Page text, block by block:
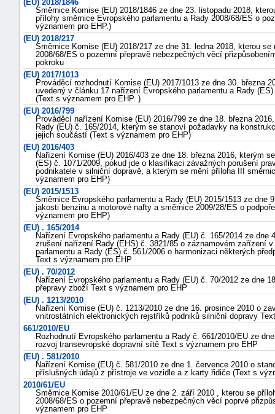
(EU) 2018/1846
Směrnice Komise (EU) 2018/1846 ze dne 23. listopadu 2018,
přílohy směrnice Evropského parlamentu a Rady 2008/68/ES o
významem pro EHP.)
(EU) 2018/217
Směrnice Komise (EU) 2018/217 ze dne 31. ledna 2018, kterou
2008/68/ES o pozemní přepravě nebezpečných věcí
pokroku
(EU) 2017/1013
Prováděcí rozhodnutí Komise (EU) 2017/1013 ze dne 30. března
uvedený v článku 17 nařízení Evropského parlamentu a Rady
(Text s významem pro EHP. )
(EU) 2016/799
Prováděcí nařízení Komise (EU) 2016/799 ze dne 18. března
Rady (EU) č. 165/2014, kterým se stanoví požadavky na
jejich součástí (Text s významem pro EHP)
(EU) 2016/403
Nařízení Komise (EU) 2016/403 ze dne 18. března 2016, kterým
(ES) č. 1071/2009, pokud jde o klasifikaci závažných porušení
podnikatele v silniční dopravě, a kterým se mění příloha III
významem pro EHP)
(EU) 2015/1513
Směrnice Evropského parlamentu a Rady (EU) 2015/1513 ze
jakosti benzinu a motorové nafty a směrnice 2009/28/ES o
významem pro EHP)
(EU) . 165/2014
Nařízení Evropského parlamentu a Rady (EU) č. 165/2014 ze
zrušení nařízení Rady (EHS) č. 3821/85 o záznamovém zařízení
parlamentu a Rady (ES) č. 561/2006 o harmonizaci některých
Text s významem pro EHP
(EU) . 70/2012
Nařízení Evropského parlamentu a Rady (EU) č. 70/2012 ze dne
přepravy zboží Text s významem pro EHP
(EU) . 1213/2010
Nařízení Komise (EU) č. 1213/2010 ze dne 16. prosince 2010 o
vnitrostátních elektronických rejstříků podniků silniční dopravy
661/2010/EU
Rozhodnutí Evropského parlamentu a Rady č. 661/2010/EU ze
rozvoj transevropské dopravní sítě Text s významem pro EHP
(EU) . 581/2010
Nařízení Komise (EU) č. 581/2010 ze dne 1. července 2010 o
příslušných údajů z přístroje ve vozidle a z karty řidiče (Text s
2010/61/EU
Směrnice Komise 2010/61/EU ze dne 2. září 2010 , kterou se
2008/68/ES o pozemní přepravě nebezpečných věcí poprvé
významem pro EHP
škody
+náhrady